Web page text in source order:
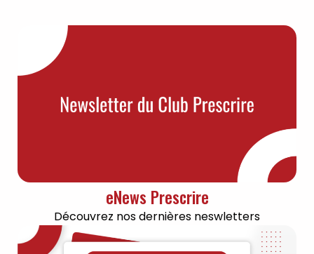
eNews Prescrire
Découvrez nos dernières neswletters